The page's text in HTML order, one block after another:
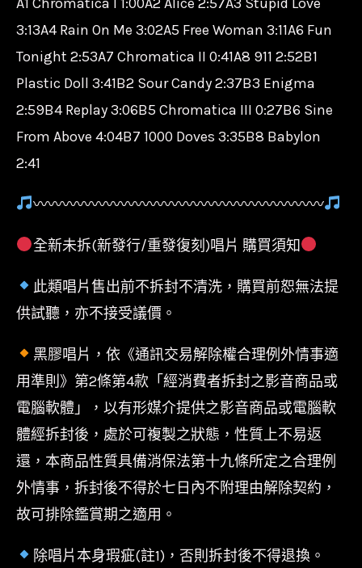
彩
Chromatica/B0031852-
01
數
量
3:13A4 Rain On Me 3:02A5 Free Woman 3:11A6 Fun
Tonight 2:53A7 Chromatica II 0:41A8 911 2:52B1
Plastic Doll 3:41B2 Sour Candy 2:37B3 Enigma
2:59B4 Replay 3:06B5 Chromatica III 0:27B6 Sine
From Above 4:04B7 1000 Doves 3:35B8 Babylon
2:41
〰〰〰〰〰〰〰〰〰〰〰〰〰〰〰〰〰〰〰〰
全新未拆(新發行/重發復刻)唱片 購買須知
此類唱片售出前不拆封不清洗，購買前恕無法提
供試聽，亦不接受議價。
黑膠唱片，依《通訊交易解除權合理例外情事適
用準則》第2條第4款「經消費者拆封之影音商品或
電腦軟體」，以有形媒介提供之影音商品或電腦軟
體經拆封後，處於可複製之狀態，性質上不易返
還，本商品性質具備消保法第十九條所定之合理例
外情事，拆封後不得於七日內不附理由解除契約，
故可排除鑑賞期之適用。
除唱片本身瑕疵(註1)，否則拆封後不得退換。